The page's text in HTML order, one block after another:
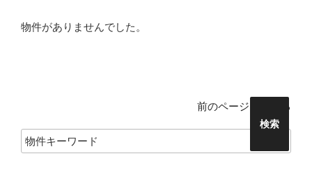
物件がありませんでした。
前のページにもどる
検
索